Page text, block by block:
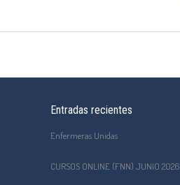
Entradas recientes
Enfermeras Unidas
CURSOS ONLINE (FNN) JUNIO 2026